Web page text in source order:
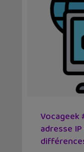
Vocageek
adresse